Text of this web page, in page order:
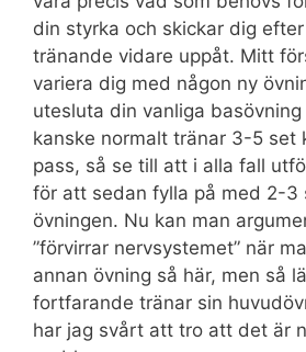
din styrka och skickar dig
tränande vidare uppåt. Mitt
variera dig med någon ny
utesluta din vanliga
kanske normalt tränar 3-5 set
pass, så se till att i alla fall
för att sedan fylla på med 2-3
övningen. Nu kan man
”förvirrar nervsystemet” när
annan övning så här, men så
fortfarande tränar sin
har jag svårt att tro att det är